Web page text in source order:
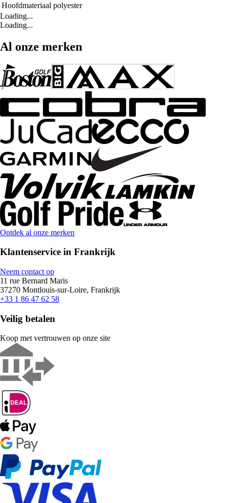
Hoofdmateriaal polyester
Loading...
Loading...
Al onze merken
Ontdek al onze merken
Klantenservice in Frankrijk
Neem contact op
11 rue Bernard Maris
37270 Montlouis-sur-Loire, Frankrijk
+33 1 86 47 62 58
Veilig betalen
Koop met vertrouwen op onze site